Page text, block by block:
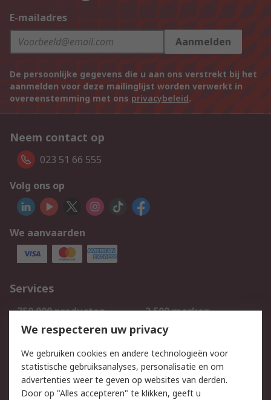
E-mailadres
Aanmelden
De persoonlijke gegevens die u aan ons verstrekt bij het
aanmelden voor deze mailinglijst worden verwerkt in
overeenstemming met ons privacybeleid.
Neem contact op
023 51 66 555
Volg ons op
We aanvaarden
Services
750.000 producten
2.500 merken
Bestellen
Inkoopoplossingen
Track & Trace
Wettelijk
We respecteren uw privacy
We gebruiken cookies en andere technologieën voor
statistische gebruiksanalyses, personalisatie en om
advertenties weer te geven op websites van derden.
Door op "Alles accepteren" te klikken, geeft u